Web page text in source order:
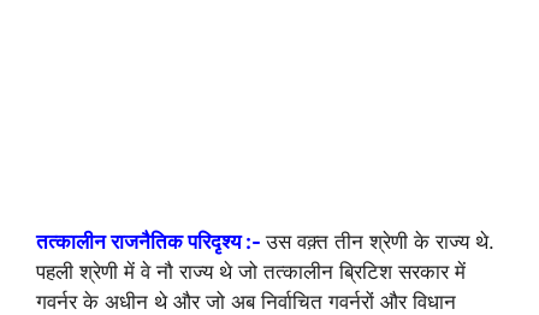
तत्कालीन राजनैतिक परिदृश्य :- उस वक़्त तीन श्रेणी के राज्य थे.
पहली श्रेणी में वे नौ राज्य थे जो तत्कालीन ब्रिटिश सरकार में
गवर्नर के अधीन थे और जो अब निर्वाचित गवर्नरों और विधान